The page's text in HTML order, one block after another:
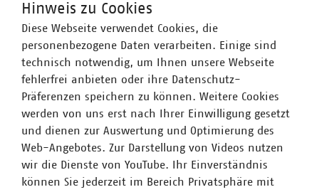
Kommunale Unternehmen arbeiten hoch
professionell, sind innovativ, zahlen nach Tarif
und bieten gute Weiterbildungsmöglichkeiten
sowie berufliche Perspektiven.
Thema
Hinweis zu Cookies
Diese Webseite verwendet Cookies, die
personenbezogene Daten verarbeiten. Einige sind
technisch notwendig, um Ihnen unsere Webseite
fehlerfrei anbieten oder ihre Datenschutz-
Präferenzen speichern zu können. Weitere Cookies
werden von uns erst nach Ihrer Einwilligung gesetzt
und dienen zur Auswertung und Optimierung des
Web-Angebotes. Zur Darstellung von Videos nutzen
wir die Dienste von YouTube. Ihr Einverständnis
können Sie jederzeit im Bereich Privatsphäre mit